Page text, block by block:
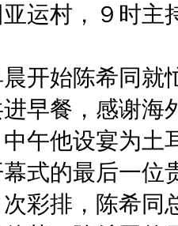
运村，９时
开始陈希同就
早餐，感谢海
午他设宴为
式的最后一位
彩排，陈希同